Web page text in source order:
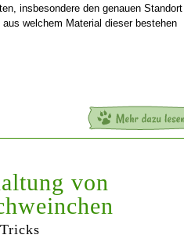
insbesondere den genauen Standort
welchem Material dieser bestehen
von